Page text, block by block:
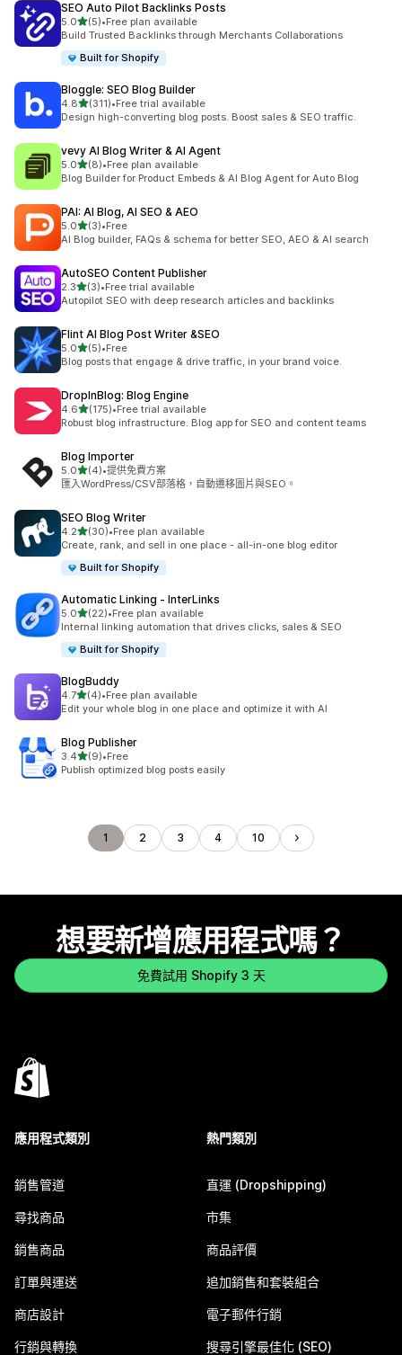
SEO Auto Pilot Backlinks Posts
5.0滿分 5 顆星
(5)
共有 5 則評價
•Free plan available
Build Trusted Backlinks through Merchants Collaborations
Built for Shopify
Bloggle: SEO Blog Builder
4.8滿分 5 顆星
(311)
共有 311 則評價
•Free trial available
Design high-converting blog posts. Boost sales & SEO traffic.
vevy AI Blog Writer & AI Agent
5.0滿分 5 顆星
(8)
共有 8 則評價
•Free plan available
Blog Builder for Product Embeds & AI Blog Agent for Auto Blog
PAI: AI Blog, AI SEO & AEO
5.0滿分 5 顆星
(3)
共有 3 則評價
•Free
AI Blog builder, FAQs & schema for better SEO, AEO & AI search
AutoSEO Content Publisher
2.3滿分 5 顆星
(3)
共有 3 則評價
•Free trial available
Autopilot SEO with deep research articles and backlinks
Flint AI Blog Post Writer &SEO
5.0滿分 5 顆星
(5)
共有 5 則評價
•Free
Blog posts that engage & drive traffic, in your brand voice.
DropInBlog: Blog Engine
4.6滿分 5 顆星
(175)
共有 175 則評價
•Free trial available
Robust blog infrastructure. Blog app for SEO and content teams
Blog Importer
5.0滿分 5 顆星
(4)
共有 4 則評價
•提供免費方案
匯入WordPress/CSV部落格，自動遷移圖片與SEO。
SEO Blog Writer
4.2滿分 5 顆星
(30)
共有 30 則評價
•Free plan available
Create, rank, and sell in one place - all-in-one blog editor
Built for Shopify
Automatic Linking ‑ InterLinks
5.0滿分 5 顆星
(22)
共有 22 則評價
•Free plan available
Internal linking automation that drives clicks, sales & SEO
Built for Shopify
BlogBuddy
4.7滿分 5 顆星
(4)
共有 4 則評價
•Free plan available
Edit your whole blog in one place and optimize it with AI
Blog Publisher
3.4滿分 5 顆星
(9)
共有 9 則評價
•Free
Publish optimized blog posts easily
1 2 3 4 10
想要新增應用程式嗎？
免費試用 Shopify 3 天
應用程式類別
銷售管道
尋找商品
銷售商品
訂單與運送
商店設計
行銷與轉換
熱門類別
直運 (Dropshipping)
市集
商品評價
追加銷售和套裝組合
電子郵件行銷
搜尋引擎最佳化 (SEO)